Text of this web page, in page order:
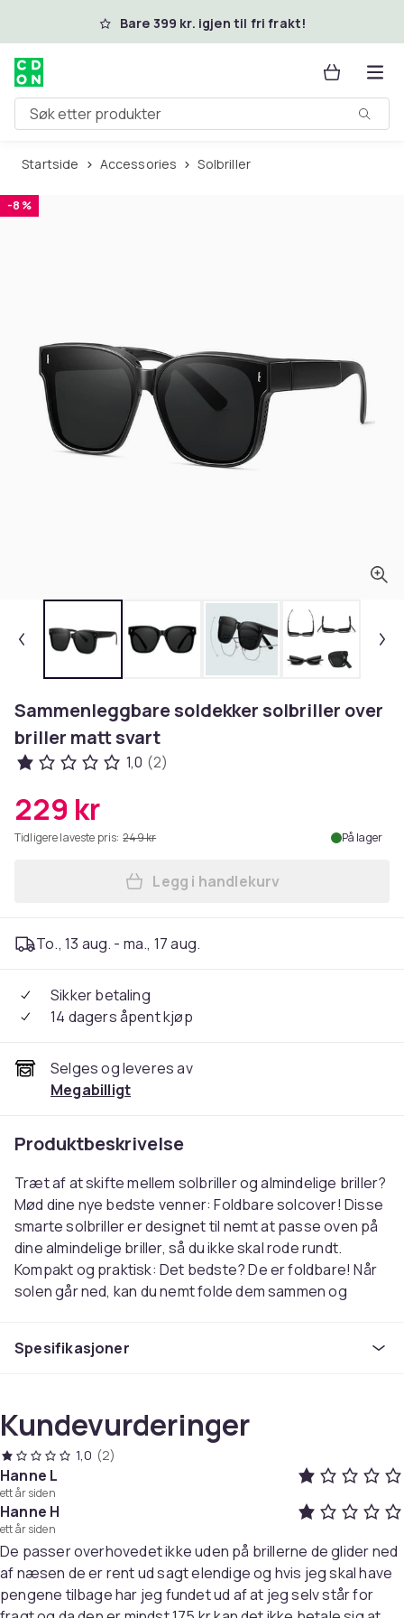
Hopp til hovedinnholdBare 399 kr. igjen til fri frakt!
Søk etter produkter
Startside Accessories Solbriller
-8 %
Sammenleggbare soldekker solbriller over
briller matt svart
1,0 (2)
229 kr
Tidligere laveste pris: 249 kr På lager
Legg Sammenleggbare
Legg i handlekurv
To., 13 aug. - ma., 17 aug.
Sikker betaling
14 dagers åpent kjøp
Selges og leveres av
Megabilligt
Produktbeskrivelse
Træt af at skifte mellem solbriller og almindelige briller?
Mød dine nye bedste venner: Foldbare solcover! Disse
smarte solbriller er designet til nemt at passe oven på
dine almindelige briller, så du ikke skal rode rundt.
Kompakt og praktisk: Det bedste? De er foldbare! Når
solen går ned, kan du nemt folde dem sammen og
og stil. De polariserede linser reducerer blænding og
Foldbar: Let at bære, perfekt til ethvert eventyr.
Passer ovenpå briller
skifte briller.
Polariserede linser
komfort.
UV-beskyttelse
Stilfuldt og behageligt: ​​Designet er enkelt, men
moderne, så du kan se godt ud og føle dig godt tilpas
hele dagen. Perfekt til at gå, køre bil eller en dag på
Spesifikasjoner
Kundevurderinger
1,0 (2)
Hanne L
ett år siden
Hanne H
ett år siden
De passer overhovedet ikke uden på brillerne de glider ned
af næsen de er rent ud sagt elendige og hvis jeg skal have
pengene tilbage har jeg fundet ud af at jeg selv står for